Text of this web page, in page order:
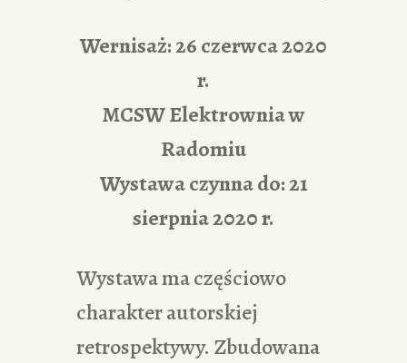
Wernisaż: 26 czerwca 2020
r.
MCSW Elektrownia w
Radomiu
Wystawa czynna do: 21
sierpnia 2020 r.
Wystawa ma częściowo
charakter autorskiej
retrospektywy. Zbudowana